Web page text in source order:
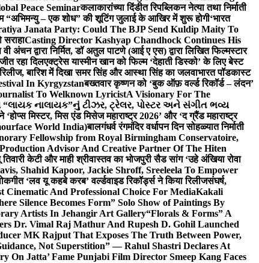
Peace Seminarकलाकारांच्या दिंडीत रिपब्लिकन नेत्या तथा निर्माती
“अभिमन्यु – एक शोध” की शूटिंग जुलाई के आखिर में शुरू होगी‘भारत
Janata Party: Could The BJP Send Kuldip Maity To
सराहाCasting Director Kashyap Chandhock Continues His
अंचन द्वारा निर्मित, डॉ अतुल पाटणे (आई ए एस) द्वारा लिखित फिल्मस्टार
रहा दिलएक्ट्रेस यास्मीन खान को फिल्म ‘देहाती डिस्को’ के लिए बेस्ट
बारिश में दिखा समर सिंह और आस्था सिंह का जलवाभारत पॉडकास्ट
In Kyrgyzstanबख्तवार कृष्णन को ‘बुक ऑफ़ वर्ल्ड रिकॉर्ड – लंदन’
To Welknown LyricistA Visionary For The
નાલાયક”નું ટીઝર, ટ્રેલર, પોસ્ટર અને સંગીત ભવ્ય
‘होप्स मिस्टर, मिस एंड मिसेज महाराष्ट्र 2026’ और ‘द ग्रैंड महाराष्ट्र
World India)बालगंधर्व रंगमंदिर वर्धापन दिन सोहळ्यात निर्माती
Fellowship from Royal Birmingham Conservatoire,
Advisor And Creative Partner Of The Hiten
केटी और माही श्रीवास्तव का भोजपुरी सैड सांग ‘उहे अंखिया रोवा
Shahid Kapoor, Jackie Shroff, Sreeleela To Empower
‘लव यू कहबे करब’ वर्ल्डवाइड रिकॉर्ड्स ने किया रिलीजसंघर्ष,
Cinematic And Professional Choice For MediaKakali
Silence Becomes Form” Solo Show of Paintings By
Artists In Jehangir Art Gallery“Florals & Forms” A
Dr. Vimal Raj Mathur And Rupesh D. Gohil Launched
MK Rajput That Exposes The Truth Between Power,
Not Superstition” — Rahul Shastri Declares At
On Jatta’ Fame Punjabi Film Director Smeep Kang Faces